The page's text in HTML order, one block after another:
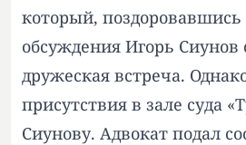
который, поздоровавшись
обсуждения Игорь Сиунов
дружеская встреча.
присутствия в зале суда
Сиунову. Адвокат подал